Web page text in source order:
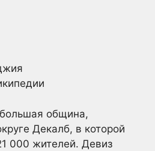
община,
Декалб, в которой
000 жителей. Девиз